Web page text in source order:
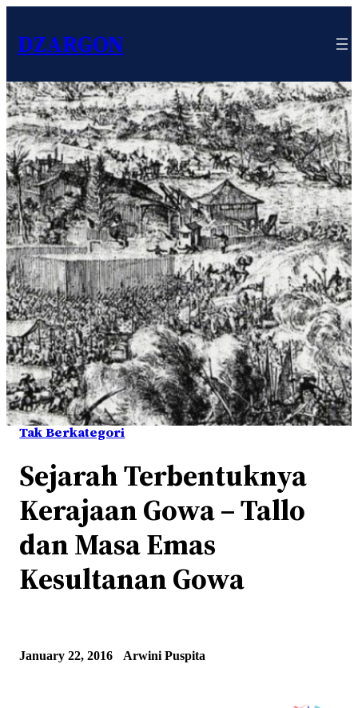
DZARGON
Tak Berkategori
Sejarah Terbentuknya
Kerajaan Gowa – Tallo
dan Masa Emas
Kesultanan Gowa
January 22, 2016 Arwini Puspita